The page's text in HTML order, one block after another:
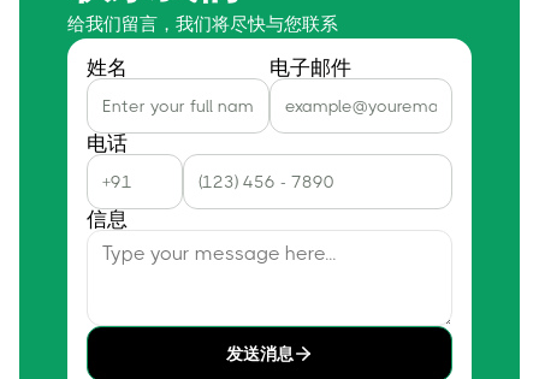
给我们留言，我们将尽快与您联系
姓名 电子邮件
电话
信息
发送消息